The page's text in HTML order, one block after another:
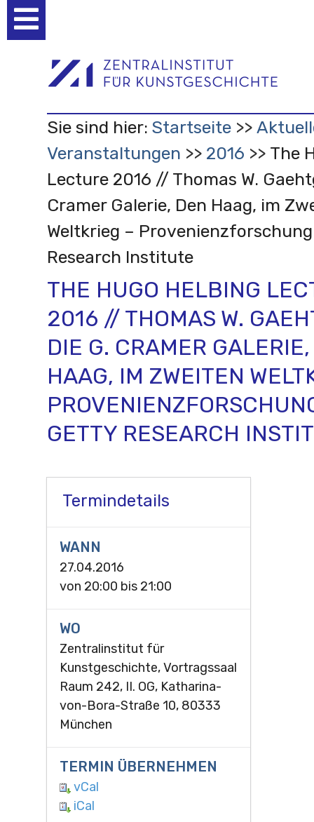
Werkzeuge
Sie sind hier: Startseite
Veranstaltungen
2016
The
Lecture 2016 // Thomas W.
Cramer Galerie, Den Haag, im
Weltkrieg –
Research Institute
THE HUGO HELBING
2016 // THOMAS W.
DIE G. CRAMER
HAAG, IM ZWEITEN
GETTY RESEARCH
Termindetails
WANN
27.04.2016
von 20:00 bis 21:00
WO
Zentralinstitut für
Kunstgeschichte, Vortragssaal
Raum 242, II. OG, Katharina-
von-Bora-Straße 10, 80333
München
TERMIN ÜBERNEHMEN
vCal
iCal